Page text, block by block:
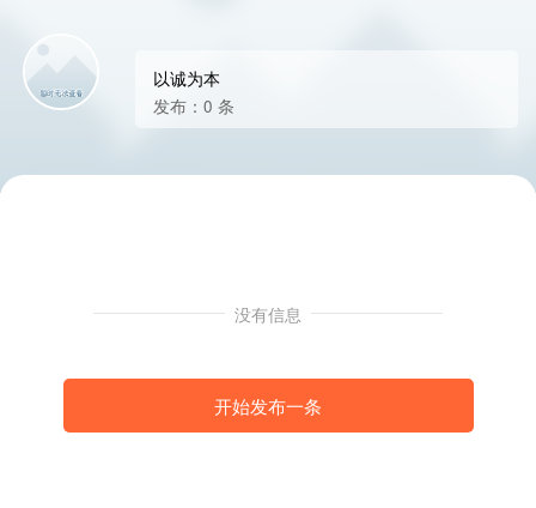
以诚为本
发布：0 条
没有信息
开始发布一条